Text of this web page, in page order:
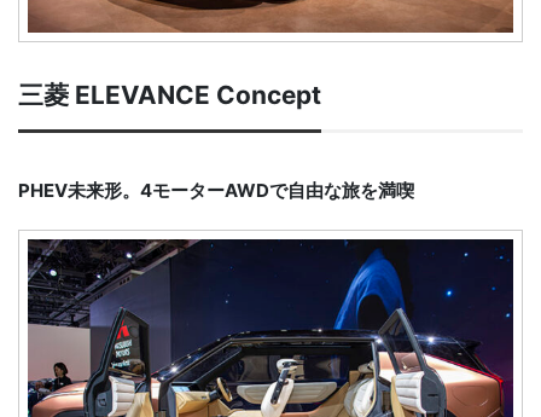
三菱 ELEVANCE Concept
PHEV未来形。4モーターAWDで自由な旅を満喫